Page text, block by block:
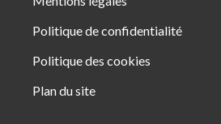
Politique de confidentialité
Politique des cookies
Plan du site